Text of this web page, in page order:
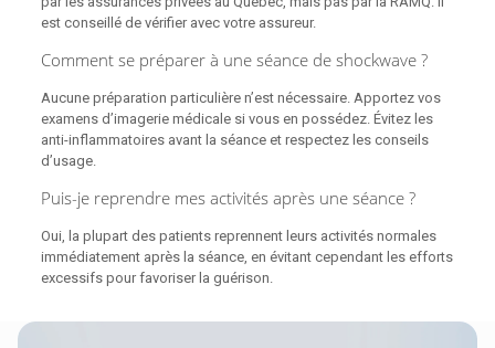
est conseillé de vérifier avec votre assureur.
Comment se préparer à une séance de shockwave ?
Aucune préparation particulière n’est nécessaire. Apportez vos
examens d’imagerie médicale si vous en possédez. Évitez les
anti-inflammatoires avant la séance et respectez les conseils
d’usage.
Puis-je reprendre mes activités après une séance ?
Oui, la plupart des patients reprennent leurs activités normales
immédiatement après la séance, en évitant cependant les efforts
excessifs pour favoriser la guérison.